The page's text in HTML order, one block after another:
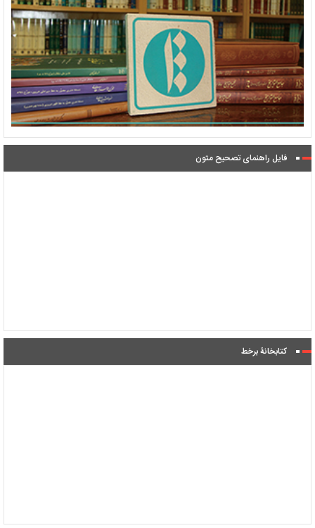
فایل راهنمای تصحیح متون
کتابخانۀ برخط